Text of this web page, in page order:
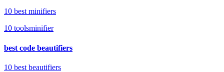
10 best minifiers
10 toolsminifier
best code beautifiers
10 best beautifiers